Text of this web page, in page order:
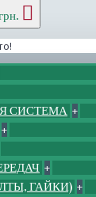
СИСТЕМА +
+
+
ГАЙКИ) +